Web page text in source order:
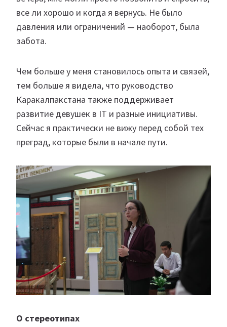
все ли хорошо и когда я вернусь. Не было
давления или ограничений — наоборот, была
забота.
Чем больше у меня становилось опыта и связей,
тем больше я видела, что руководство
Каракалпакстана также поддерживает
развитие девушек в IT и разные инициативы.
Сейчас я практически не вижу перед собой тех
преград, которые были в начале пути.
О стереотипах